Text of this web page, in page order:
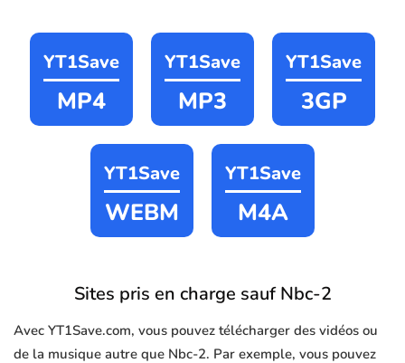
YT1Save
MP4
YT1Save
MP3
YT1Save
3GP
YT1Save
WEBM
YT1Save
M4A
Sites pris en charge sauf Nbc-2
Avec YT1Save.com, vous pouvez télécharger des vidéos ou
de la musique autre que Nbc-2. Par exemple, vous pouvez